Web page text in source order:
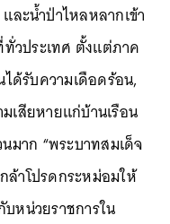
ะน้ำป่าไหลหลากเข้า
วประเทศ ตั้งแต่ภาค
ด้รับความเดือดร้อน,
เสียหายแก่บ้านเรือน
มาก “พระบาทสมเด็จ
ล้าโปรดกระหม่อมให้
หน่วยราชการใน